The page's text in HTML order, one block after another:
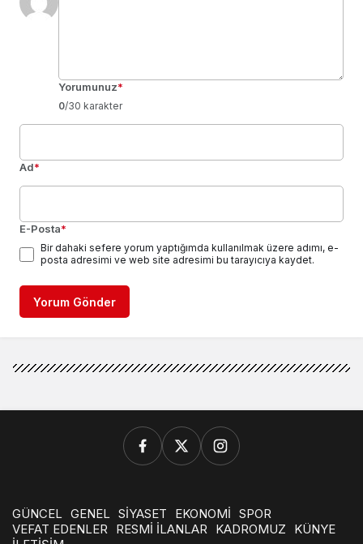
Yorumunuz*
0/30 karakter
Ad*
E-Posta*
Bir dahaki sefere yorum yaptığımda kullanılmak üzere adımı, e-
posta adresimi ve web site adresimi bu tarayıcıya kaydet.
Yorum Gönder
GÜNCEL GENEL SİYASET EKONOMİ SPOR
VEFAT EDENLER
RESMİ İLANLAR KADROMUZ
KÜNYE